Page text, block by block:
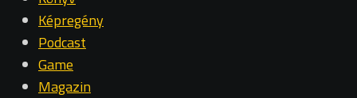
Képregény
Podcast
Game
Magazin